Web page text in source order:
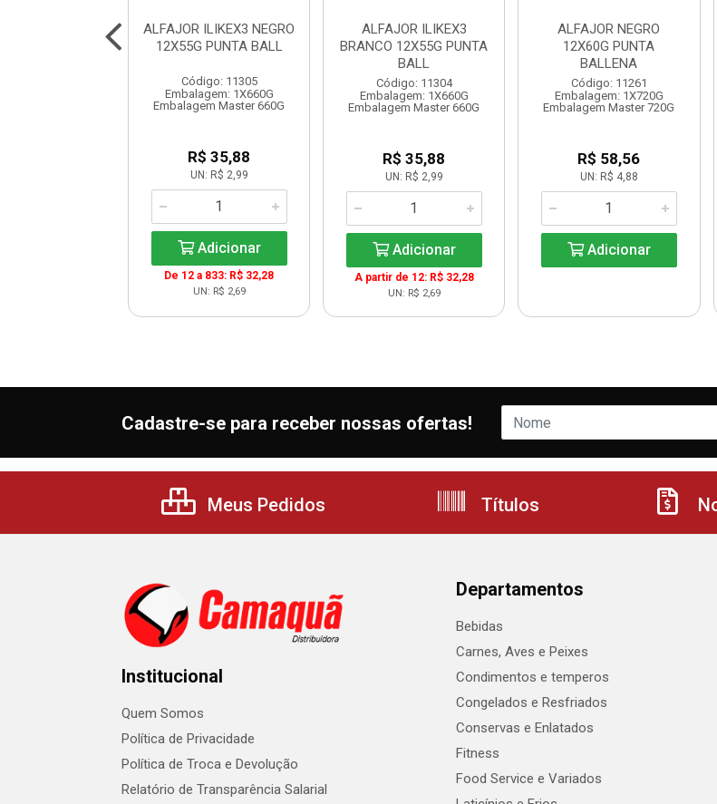
ALFAJOR ILIKEX3 NEGRO
12X55G PUNTA BALL
Código: 11305
Embalagem: 1X660G
Embalagem Master 660G
R$ 35,88
UN: R$ 2,99
Adicionar
De 12 a 833: R$ 32,28
UN: R$ 2,69
ALFAJOR ILIKEX3
BRANCO 12X55G PUNTA
BALL
Código: 11304
Embalagem: 1X660G
Embalagem Master 660G
R$ 35,88
UN: R$ 2,99
Adicionar
A partir de 12: R$ 32,28
UN: R$ 2,69
ALFAJOR NEGRO
12X60G PUNTA
BALLENA
Código: 11261
Embalagem: 1X720G
Embalagem Master 720G
R$ 58,56
UN: R$ 4,88
Adicionar
Cadastre-se para receber nossas ofertas!
Meus Pedidos Títulos
Institucional
Quem Somos
Política de Privacidade
Política de Troca e Devolução
Relatório de Transparência Salarial
Departamentos
Bebidas
Carnes, Aves e Peixes
Condimentos e temperos
Congelados e Resfriados
Conservas e Enlatados
Fitness
Food Service e Variados